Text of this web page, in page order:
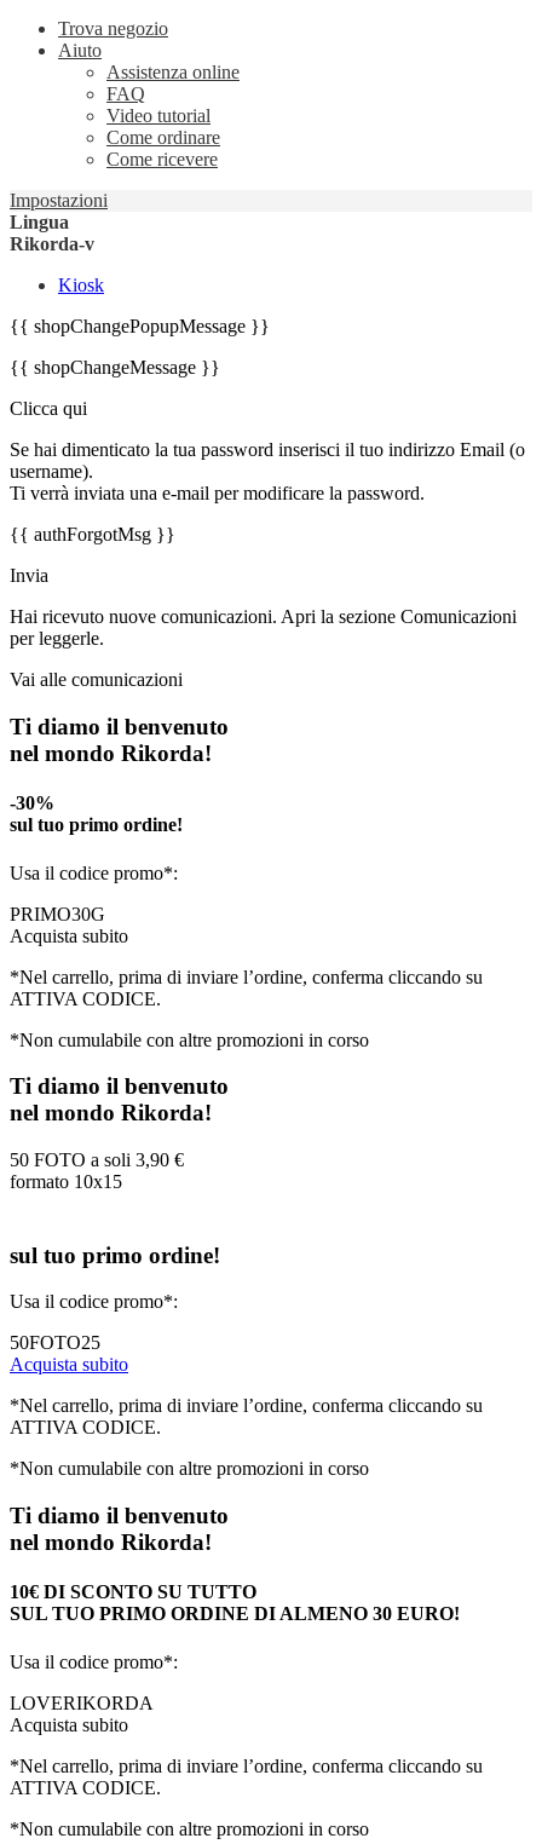
Trova negozio
Aiuto
Assistenza online
FAQ
Video tutorial
Come ordinare
Come ricevere
Impostazioni
Lingua
Rikorda-v
Kiosk
{{ shopChangePopupMessage }}
{{ shopChangeMessage }}
Clicca qui
Se hai dimenticato la tua password inserisci il tuo indirizzo Email (o
username).
Ti verrà inviata una e-mail per modificare la password.
{{ authForgotMsg }}
Invia
Hai ricevuto nuove comunicazioni. Apri la sezione Comunicazioni
per leggerle.
Vai alle comunicazioni
Ti diamo il benvenuto
nel mondo Rikorda!
-30%
sul tuo primo ordine!
Usa il codice promo*:
PRIMO30G
Acquista subito
*Nel carrello, prima di inviare l’ordine, conferma cliccando su
ATTIVA CODICE.
*Non cumulabile con altre promozioni in corso
Ti diamo il benvenuto
nel mondo Rikorda!
50 FOTO a soli 3,90 €
formato 10x15
sul tuo primo ordine!
Usa il codice promo*:
50FOTO25
Acquista subito
*Nel carrello, prima di inviare l’ordine, conferma cliccando su
ATTIVA CODICE.
*Non cumulabile con altre promozioni in corso
Ti diamo il benvenuto
nel mondo Rikorda!
10€ DI SCONTO SU TUTTO
SUL TUO PRIMO ORDINE DI ALMENO 30 EURO!
Usa il codice promo*:
LOVERIKORDA
Acquista subito
*Nel carrello, prima di inviare l’ordine, conferma cliccando su
ATTIVA CODICE.
*Non cumulabile con altre promozioni in corso